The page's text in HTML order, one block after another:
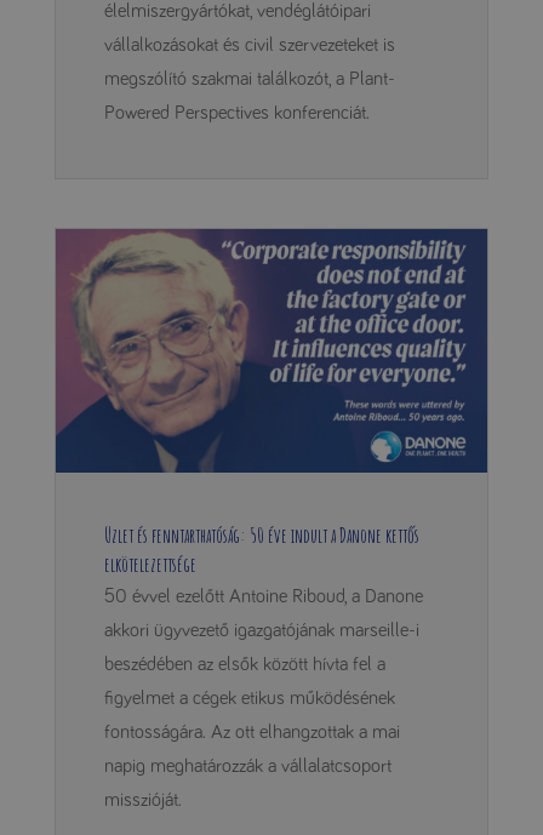
élelmiszergyártókat, vendéglátóipari
vállalkozásokat és civil szervezeteket is
megszólító szakmai találkozót, a Plant-
Powered Perspectives konferenciát.
Üzlet és fenntarthatóság: 50 éve indult a Danone kettős
elkötelezettsége
50 évvel ezelőtt Antoine Riboud, a Danone
akkori ügyvezető igazgatójának marseille-i
beszédében az elsők között hívta fel a
figyelmet a cégek etikus működésének
fontosságára. Az ott elhangzottak a mai
napig meghatározzák a vállalatcsoport
misszióját.